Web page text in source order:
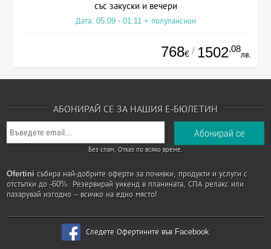
със закуски и вечери
Дата: 05.09 - 01.11 + полупансион
768€ / 1502.08
лв.
АБОНИРАЙ СЕ ЗА НАШИЯ Е-БЮЛЕТИН
Без спам. Отказ по всяко време.
Ofertini събира най-добрите оферти за почивки, продукти и услуги с
отстъпки до -60%. Резервирай уикенд в планината, СПА релакс или
пазарувай изгодно – всичко на едно място!
Следете Офертините във Facebook